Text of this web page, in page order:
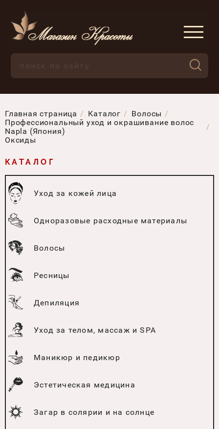
Главная страница Каталог
Волосы
Профессиональный уход и окрашивание волос
Napla (Япония)
Оксиды
КАТАЛОГ
Уход за кожей лица
Одноразовые расходные материалы
Волосы
Ресницы
Депиляция
Уход за телом, массаж и SPA
Маникюр и педикюр
Эстетическая медицина
Загар в солярии и на солнце